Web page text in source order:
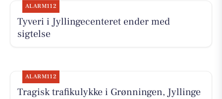
ALARM112
Tyveri i Jyllingecenteret ender med
sigtelse
ALARM112
Tragisk trafikulykke i Grønningen, Jyllinge